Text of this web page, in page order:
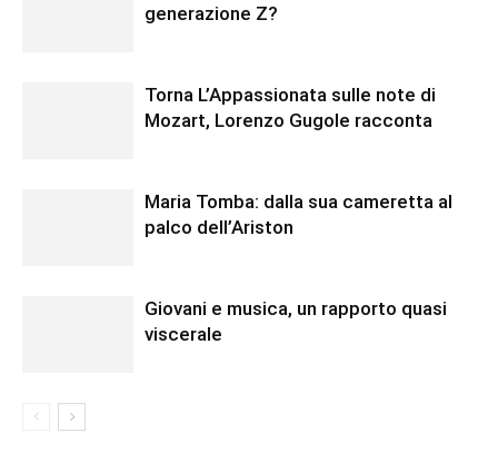
generazione Z?
Torna L’Appassionata sulle note di
Mozart, Lorenzo Gugole racconta
Maria Tomba: dalla sua cameretta al
palco dell’Ariston
Giovani e musica, un rapporto quasi
viscerale